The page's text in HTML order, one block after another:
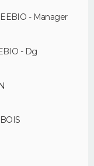
- Manager
- Dg